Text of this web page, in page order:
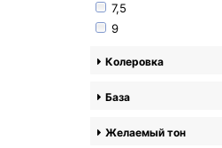
7,5
9
Колеровка
База
Желаемый тон